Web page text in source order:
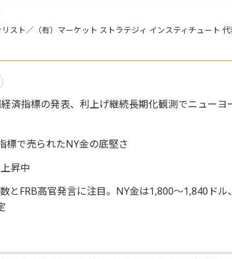
スト／（有）マーケット ストラテジィ インスティチュート
済指標の発表、利上げ継続長期化観測でニューヨ
標で売られたNY金の底堅さ
昇中
とFRB高官発言に注目。NY金は1,800～1,840ドル